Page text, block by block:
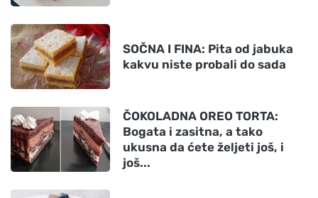
SOČNA I FINA: Pita od jabuka
kakvu niste probali do sada
ČOKOLADNA OREO TORTA:
Bogata i zasitna, a tako
ukusna da ćete željeti još, i
još...